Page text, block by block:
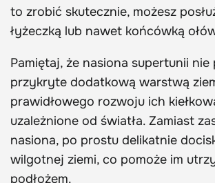
to zrobić skutecznie, możesz
łyżeczką lub nawet końcówką
Pamiętaj, że nasiona supertunii
przykryte dodatkową warstwą
prawidłowego rozwoju ich
uzależnione od światła. Zamiast
nasiona, po prostu delikatnie
wilgotnej ziemi, co pomoże im
podłożem.